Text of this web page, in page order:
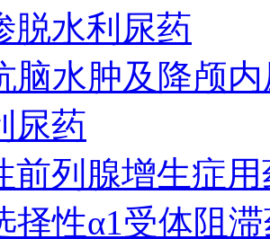
脱水利尿药
脑水肿及降颅
尿药
前列腺增生症
择性α1受体阻